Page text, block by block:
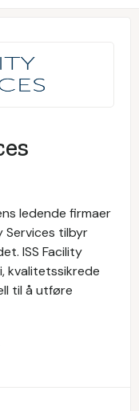
ledende firmaer
Services tilbyr
ISS Facility
kvalitetssikrede
til å utføre